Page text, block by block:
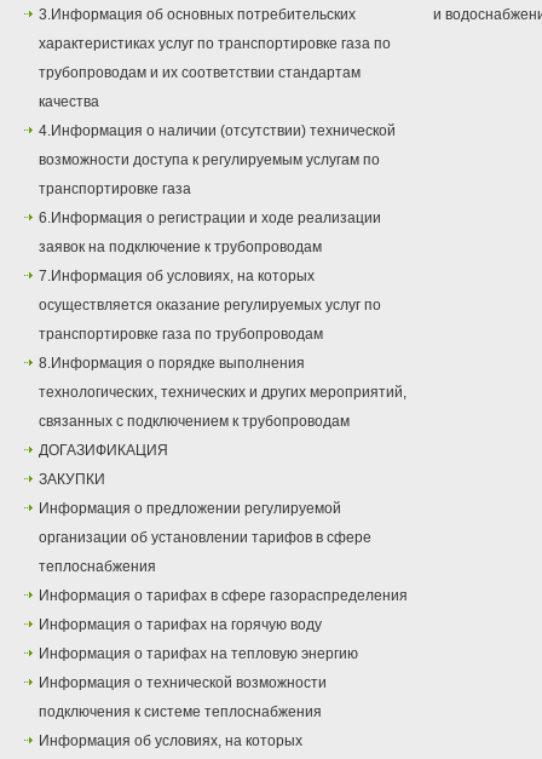
3.Информация об основных потребительских
характеристиках услуг по транспортировке газа по
трубопроводам и их соответствии стандартам
качества
4.Информация о наличии (отсутствии) технической
возможности доступа к регулируемым услугам по
транспортировке газа
6.Информация о регистрации и ходе реализации
заявок на подключение к трубопроводам
7.Информация об условиях, на которых
осуществляется оказание регулируемых услуг по
транспортировке газа по трубопроводам
8.Информация о порядке выполнения
технологических, технических и других мероприятий,
связанных с подключением к трубопроводам
ДОГАЗИФИКАЦИЯ
ЗАКУПКИ
Информация о предложении регулируемой
организации об установлении тарифов в сфере
теплоснабжения
Информация о тарифах в сфере газораспределения
Информация о тарифах на горячую воду
Информация о тарифах на тепловую энергию
Информация о технической возможности
подключения к системе теплоснабжения
Информация об условиях, на которых
и